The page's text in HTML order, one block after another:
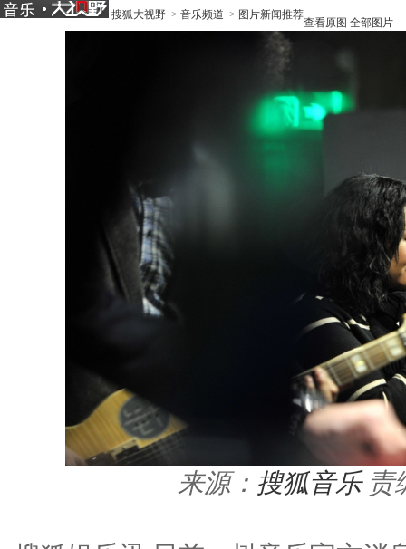
搜狐大视野 > 音乐频道 > 图片新闻推荐
查看原图 全部图片
来源： 搜狐音乐 责